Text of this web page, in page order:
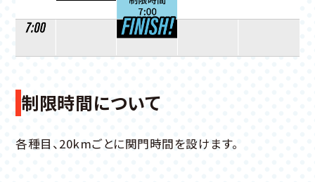
制限時間について
各種目、20kmごとに関門時間を設けます。